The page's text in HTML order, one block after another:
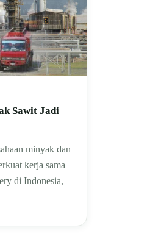
Sawit Jadi
minyak dan
kerja sama
di Indonesia,